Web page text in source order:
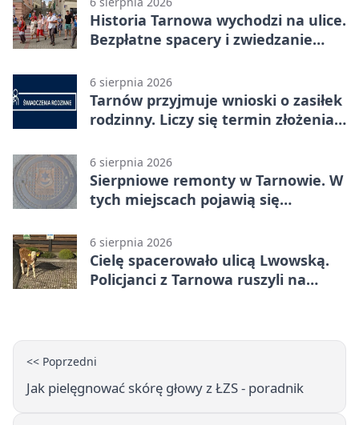
Historia Tarnowa wychodzi na ulice.
Bezpłatne spacery i zwiedzanie
6 sierpnia 2026
Tarnów przyjmuje wnioski o zasiłek
rodzinny. Liczy się termin złożenia
6 sierpnia 2026
Sierpniowe remonty w Tarnowie. W
tych miejscach pojawią się
6 sierpnia 2026
Cielę spacerowało ulicą Lwowską.
Policjanci z Tarnowa ruszyli na
<< Poprzedni
Jak pielęgnować skórę głowy z ŁZS - poradnik